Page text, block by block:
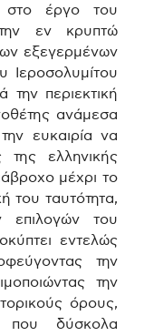
στο έργο του
εν κρυπτώ
εξεγερμένων
περιεκτική
ανάμεσα
ευκαιρία να
της ελληνικής
μέχρι το
του ταυτότητα,
επιλογών του
εντελώς
την
την
όρους,
που δύσκολα